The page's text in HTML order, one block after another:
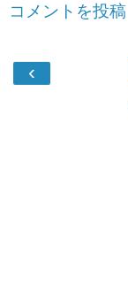
コメントを投稿
‹